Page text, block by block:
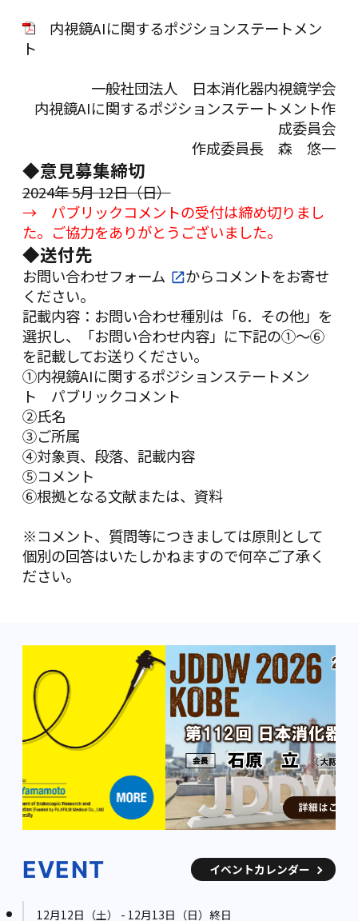
内視鏡AIに関するポジションステートメン
ト
一般社団法人 日本消化器内視鏡学会
内視鏡AIに関するポジションステートメント作
成委員会
作成委員長 森 悠一
◆意見募集締切
2024年 5月 12日（日）
→ パブリックコメントの受付は締め切りまし
た。ご協力をありがとうございました。
◆送付先
お問い合わせフォーム
からコメントをお寄せ
ください。
記載内容：お問い合わせ種別は「6．その他」を
選択し、「お問い合わせ内容」に下記の①～⑥
を記載してお送りください。
①内視鏡AIに関するポジションステートメン
ト パブリックコメント
②氏名
③ご所属
④対象頁、段落、記載内容
⑤コメント
⑥根拠となる文献または、資料
※コメント、質問等につきましては原則として
個別の回答はいたしかねますので何卒ご了承く
ださい。
EVENT イベントカレンダー
12月12日（土） - 12月13日（日）終日